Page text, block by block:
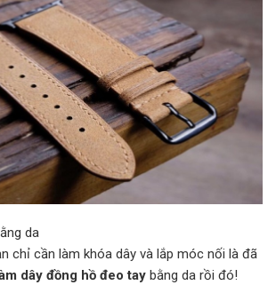
da
chỉ cần làm khóa dây và lắp móc nối là đã
dây đồng hồ đeo tay bằng da rồi đó!